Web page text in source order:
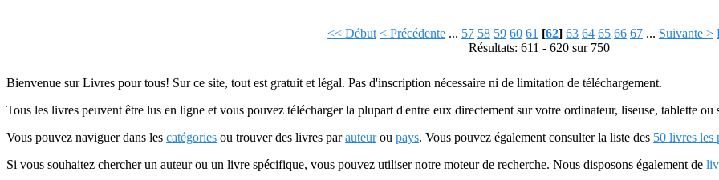
<< Début < Précédente ... 57 58 59 60 61 [62] 63 64 65 66 67 ... Suivante >
Résultats: 611 - 620 sur 750
Bienvenue sur Livres pour tous! Sur ce site, tout est gratuit et légal. Pas d'inscription nécessaire ni de limitation de téléchargement.
Tous les livres peuvent être lus en ligne et vous pouvez télécharger la plupart d'entre eux directement sur votre ordinateur, liseuse, tablette ou
Vous pouvez naviguer dans les catégories ou trouver des livres parauteurou pays. Vous pouvez également consulter la liste des 50 livres les
Si vous souhaitez chercher un auteur ou un livre spécifique, vous pouvez utiliser notre moteur de recherche. Nous disposons également de